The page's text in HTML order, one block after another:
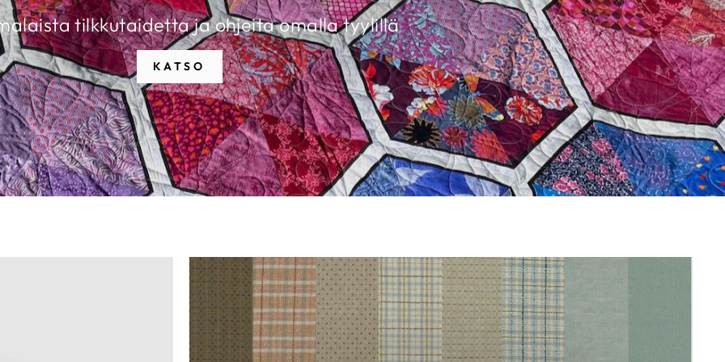
tilkkutaidetta ja ohjeita omalla tyylillä
KATSO